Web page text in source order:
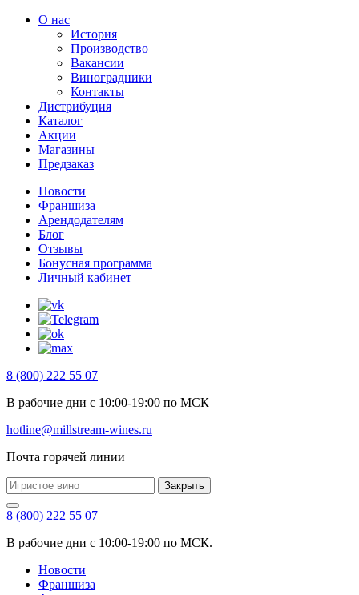
О нас
История
Производство
Вакансии
Виноградники
Контакты
Дистрибуция
Каталог
Акции
Магазины
Предзаказ
Новости
Франшиза
Арендодателям
Блог
Отзывы
Бонусная программа
Личный кабинет
8 (800) 222 55 07
В рабочие дни с 10:00-19:00 по МСК
hotline@millstream-wines.ru
Почта горячей линии
Закрыть
8 (800) 222 55 07
В рабочие дни с 10:00-19:00 по МСК.
Новости
Франшиза